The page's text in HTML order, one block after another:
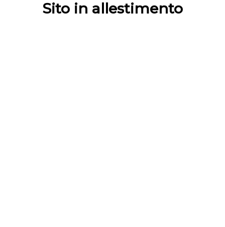
Sito in allestimento